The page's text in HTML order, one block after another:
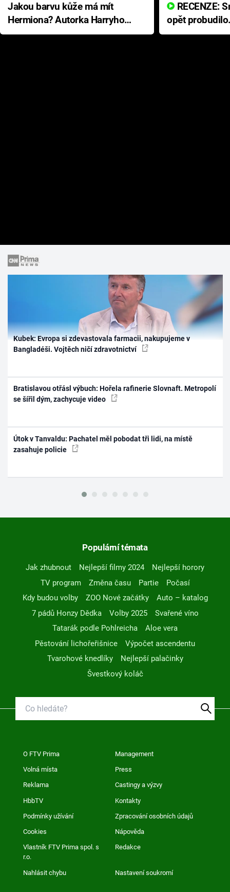
Jakou barvu kůže má mít
Hermiona? Autorka Harryho
Pottera přišla s ráznou
opět
přichází s
Kubek: Evropa si zdevastovala farmacii, nakupujeme v
Bangladéši. Vojtěch ničí zdravotnictví
Bratislavou otřásl výbuch: Hořela rafinerie Slovnaft. Metropolí
se šířil dým, zachycuje video
Útok v Tanvaldu: Pachatel měl pobodat tři lidi, na místě
zasahuje policie
Populární témata
Jak zhubnout Nejlepší filmy 2024
Nejlepší horory
TV program
Změna času Partie
Počasí
Kdy budou volby
ZOO Nové začátky
Auto – katalog
7 pádů Honzy Dědka
Volby 2025
Svařené víno
Tatarák podle Pohlreicha
Aloe vera
Pěstování lichořeřišnice
Výpočet ascendentu
Tvarohové knedlíky
Nejlepší palačinky
Švestkový koláč
O FTV Prima Management
Volná místa Press
Reklama Castingy a výzvy
HbbTV Kontakty
Podmínky užívání Zpracování osobních údajů
Cookies Nápověda
Vlastník FTV Prima spol. s
r.o.
Redakce
Nahlásit chybu Nastavení soukromí